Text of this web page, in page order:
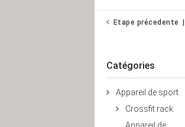
Etape précedente
Catégories
Appareil de sport
Crossfit rack